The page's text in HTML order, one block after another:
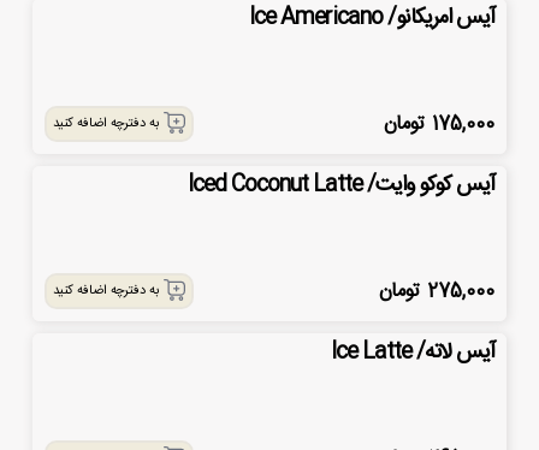
آیس امریکانو/ Ice Americano
175,000 تومان به دفترچه اضافه کنید
آیس کوکو وایت/ Iced Coconut Latte
275,000 تومان به دفترچه اضافه کنید
آیس لاته/ Ice Latte